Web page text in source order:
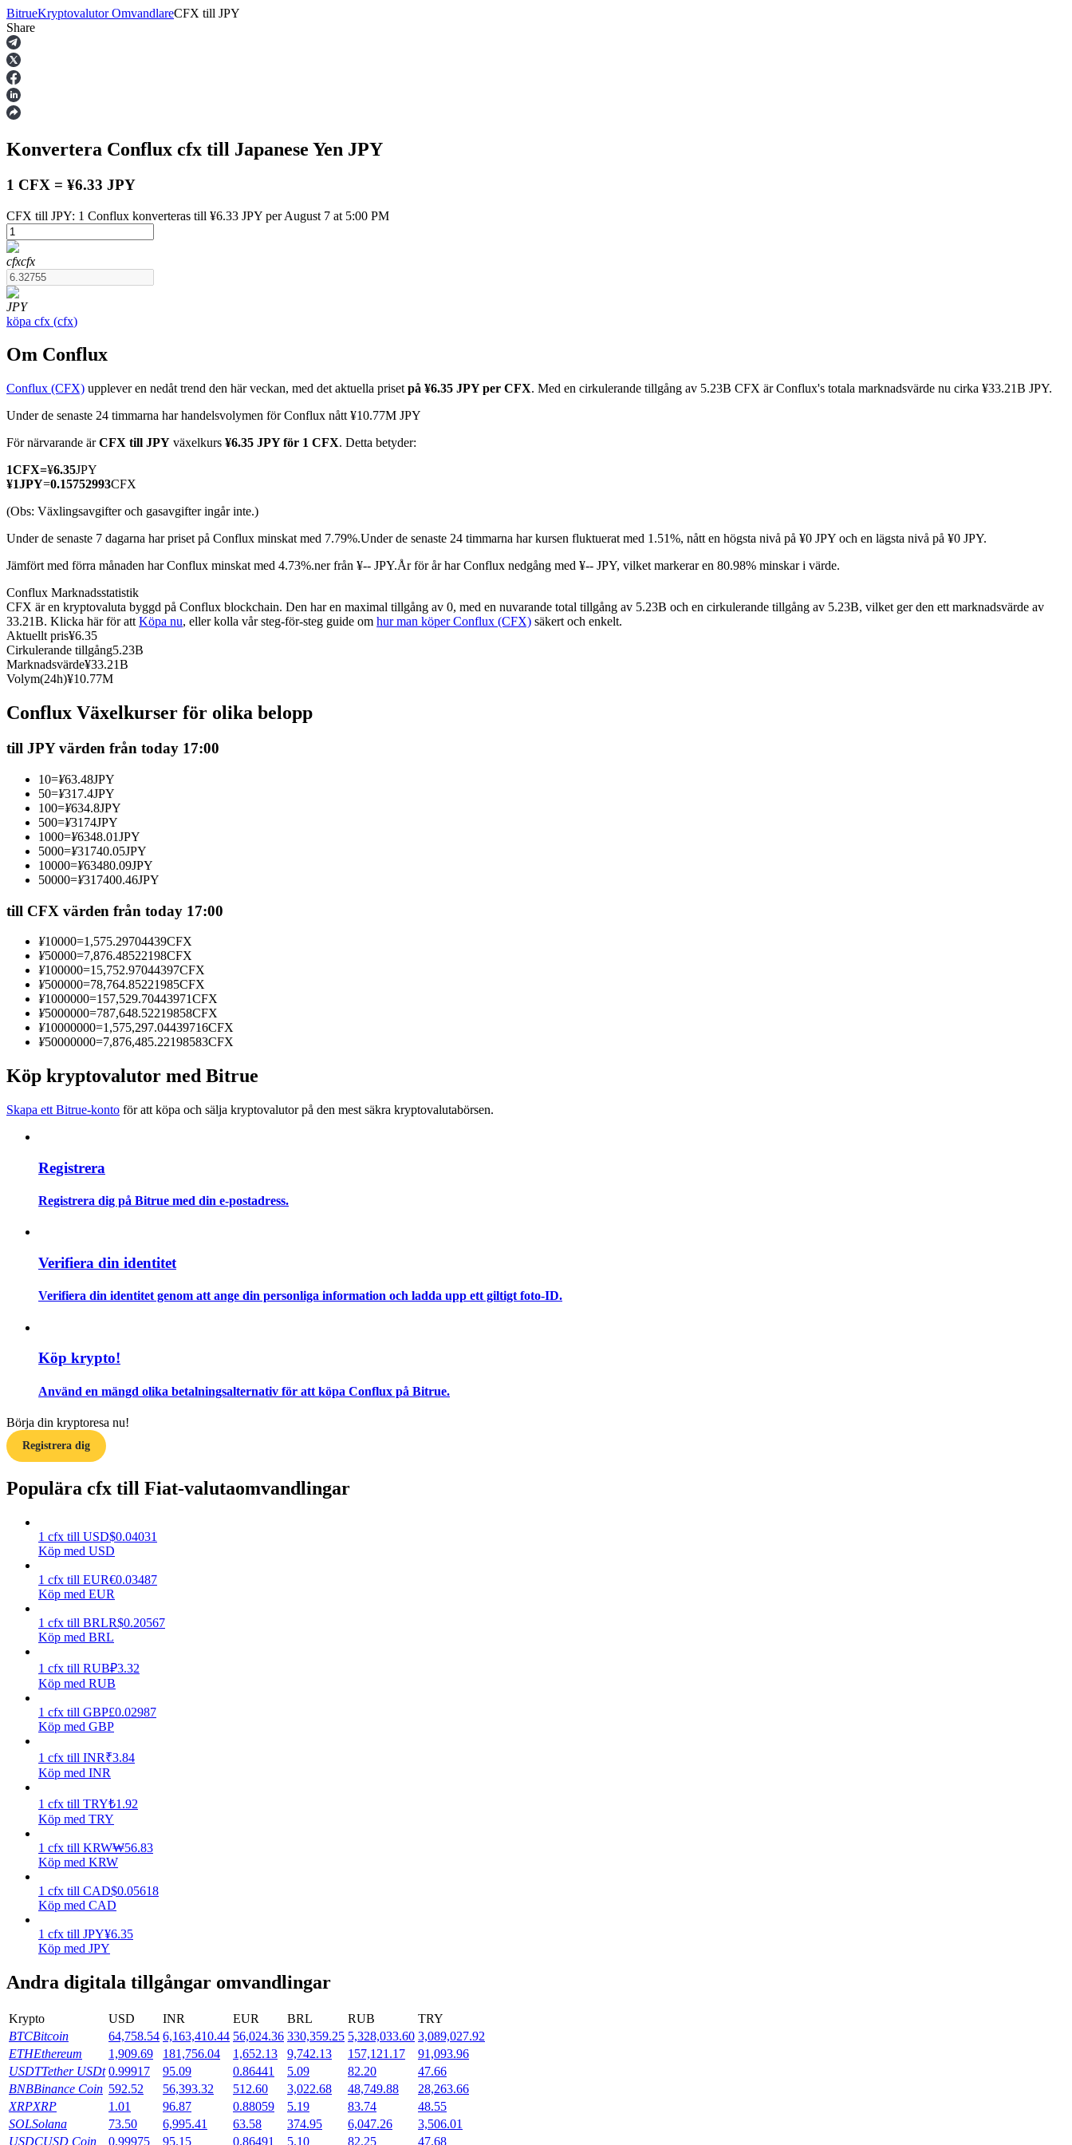
Terminer
USDT Futures
Futures med USDT som säkerhet
TradFi
Derivat för aktier, valuta, ädelmetaller och råvaror
USDC Futures
Bli en Copy Trader
Njut av vinstdelning och kopieringshandelsprovisioner
Big data-analys inklusive handelsinformation, etc.
Guide
Futures startguide
Lär dig hur du håller dig lönsam
Power Piggy
BitrueKryptovalutor OmvandlareCFX till JPY
Share
Konvertera Conflux cfx till Japanese Yen JPY
1 CFX = ¥6.33 JPY
CFX till JPY: 1 Conflux konverteras till ¥6.33 JPY per August 7 at 5:00 PM
cfxcfx
JPY
köpa cfx (cfx)
Om Conflux
Conflux (CFX) upplever en nedåt trend den här veckan, med det aktuella priset på ¥6.35 JPY per CFX. Med en cirkulerande tillgång av 5.23B CFX är Conflux's totala marknadsvärde nu cirka ¥33.21B JPY.
Under de senaste 24 timmarna har handelsvolymen för Conflux nått ¥10.77M JPY
För närvarande ärCFX till JPY växelkurs ¥6.35 JPY för 1 CFX. Detta betyder:
1CFX=¥6.35JPY
¥1JPY=0.15752993CFX
(Obs: Växlingsavgifter och gasavgifter ingår inte.)
Under de senaste 7 dagarna har priset på Conflux minskat med 7.79%.Under de senaste 24 timmarna har kursen fluktuerat med 1.51%, nått en högsta nivå på ¥0 JPY och en lägsta nivå på ¥0 JPY.
Jämfört med förra månaden har Conflux minskat med 4.73%.ner från ¥-- JPY.År för år har Conflux nedgång med ¥-- JPY, vilket markerar en 80.98% minskar i värde.
Conflux Marknadsstatistik
CFX är en kryptovaluta byggd på Conflux blockchain. Den har en maximal tillgång av 0, med en nuvarande total tillgång av 5.23B och en cirkulerande tillgång av 5.23B, vilket ger den ett marknadsvärde av
33.21B. Klicka här för att Köpa nu, eller kolla vår steg-för-steg guide om hur man köper Conflux (CFX) säkert och enkelt.
Aktuellt pris¥6.35
Cirkulerande tillgång5.23B
Marknadsvärde¥33.21B
Volym(24h)¥10.77M
Conflux Växelkurser för olika belopp
till JPY värden från today 17:00
10=¥63.48JPY
50=¥317.4JPY
100=¥634.8JPY
500=¥3174JPY
1000=¥6348.01JPY
5000=¥31740.05JPY
10000=¥63480.09JPY
50000=¥317400.46JPY
till CFX värden från today 17:00
¥10000=1,575.29704439CFX
¥50000=7,876.48522198CFX
¥100000=15,752.97044397CFX
¥500000=78,764.85221985CFX
¥1000000=157,529.70443971CFX
¥5000000=787,648.52219858CFX
¥10000000=1,575,297.04439716CFX
¥50000000=7,876,485.22198583CFX
Köp kryptovalutor med Bitrue
Skapa ett Bitrue-konto för att köpa och sälja kryptovalutor på den mest säkra kryptovalutabörsen.
Registrera
Registrera dig på Bitrue med din e-postadress.
Verifiera din identitet
Verifiera din identitet genom att ange din personliga information och ladda upp ett giltigt foto-ID.
Köp krypto!
Använd en mängd olika betalningsalternativ för att köpa Conflux på Bitrue.
Börja din kryptoresa nu!
Registrera dig
Populära cfx till Fiat-valutaomvandlingar
1 cfx till USD$0.04031
Köp med USD
1 cfx till EUR€0.03487
Köp med EUR
1 cfx till BRLR$0.20567
Köp med BRL
1 cfx till RUB₽3.32
Köp med RUB
1 cfx till GBP£0.02987
Köp med GBP
1 cfx till INR₹3.84
Köp med INR
1 cfx till TRY₺1.92
Köp med TRY
1 cfx till KRW₩56.83
Köp med KRW
1 cfx till CAD$0.05618
Köp med CAD
1 cfx till JPY¥6.35
Köp med JPY
Andra digitala tillgångar omvandlingar
Krypto USD INR EUR BRL RUB
TRY
BTCBitcoin 64,758.54 6,163,410.44 56,024.36 330,359.25 5,328,033.60 3,089,027.92
ETHEthereum 1,909.69 181,756.04 1,652.13 9,742.13 157,121.17
91,093.96
USDTTether USDt 0.99917 95.09 0.86441 5.09 82.20
47.66
BNBBinance Coin 592.52 56,393.32 512.60 3,022.68 48,749.88
28,263.66
XRPXRP 1.01 96.87 0.88059 5.19 83.74
48.55
SOLSolana 73.50 6,995.41 63.58 374.95 6,047.26
3,506.01
USDCUSD Coin 0.99975 95.15 0.86491 5.10 82.25
47.68